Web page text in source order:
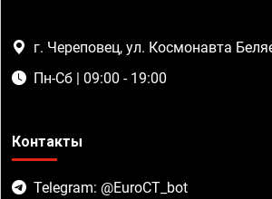
г. Череповец, ул. Космонавта
Пн-Сб | 09:00 - 19:00
Контакты
Telegram: @EuroCT_bot